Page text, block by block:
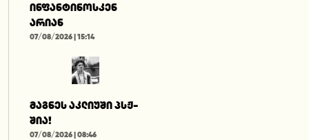
ინფანტინოსკენ
არიან
07/08/2026 | 15:14
მაგნეს აკლიუში პსჟ-
შია!
07/08/2026 | 08:46